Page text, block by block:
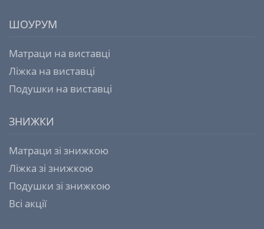
ШОУРУМ
Матраци на виставці
Ліжка на виставці
Подушки на виставці
ЗНИЖКИ
Матраци зі знижкою
Ліжка зі знижкою
Подушки зі знижкою
Всі акції